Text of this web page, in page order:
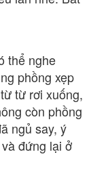
thể nghe
phồng xẹp
từ rơi xuống,
còn phồng
ngủ say, ý
đứng lại ở